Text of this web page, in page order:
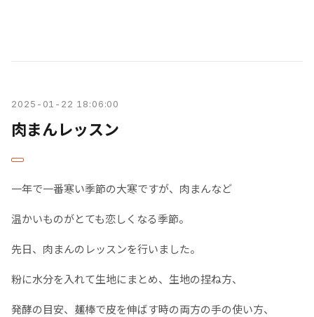
2025-01-22 18:06:00
肉まんレッスン
一年で一番寒い季節の大寒ですが、肉まんなど
温かいものがとても恋しくなる季節。
先日、肉まんのレッスンを行いました。
粉に水分を入れて生地にまとめ、生地の捏ね方、
発酵の目安、麺棒で皮を伸ばす時の両方の手の使い方、